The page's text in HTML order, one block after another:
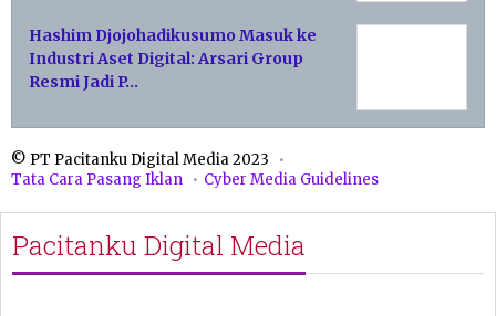
Hashim Djojohadikusumo Masuk ke
Industri Aset Digital: Arsari Group
Resmi Jadi P…
© PT Pacitanku Digital Media 2023
Tata Cara Pasang Iklan
Cyber Media Guidelines
Pacitanku Digital Media